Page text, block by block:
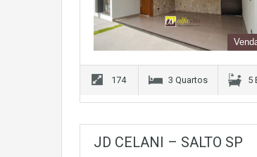
174 3 Quartos 5
JD CELANI – SALTO SP